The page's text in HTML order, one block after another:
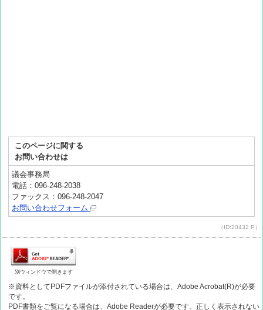
このページに関する
お問い合わせは
議会事務局
電話：096-248-2038
ファックス：096-248-2047
お問い合わせフォーム
（ID:20432 P）
別ウィンドウで開きます
※資料としてPDFファイルが添付されている場合は、Adobe Acrobat(R)が必要
です。
PDF書類をご覧になる場合は、Adobe Readerが必要です。正しく表示されない